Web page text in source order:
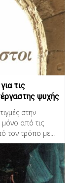
τις
ψυχής
στην
μόνο από τις
τον τρόπο με...